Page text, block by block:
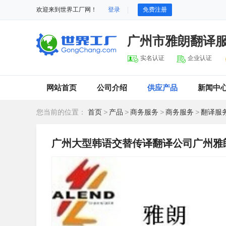
欢迎来到世界工厂网！ 登录 免费注册
广州市雅朗翻译
实名认证 企业认证
网站首页 公司介绍 供应产品 新闻中
您当前的位置： 首页 > 产品 >商务服务 >商务服务 >翻译服
广州大型韩语交替传译翻译公司广州